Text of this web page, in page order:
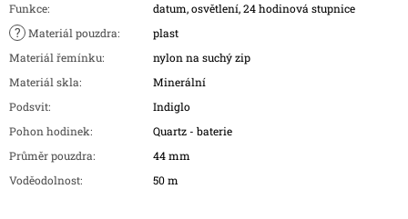
Funkce: datum, osvětlení, 24 hodinová stupnice
? Materiál pouzdra:
plast
Materiál řemínku:
nylon na suchý zip
Materiál skla:
Minerální
Podsvit:
Indiglo
Pohon hodinek:
Quartz - baterie
Průměr pouzdra:
44 mm
Voděodolnost: 50 m